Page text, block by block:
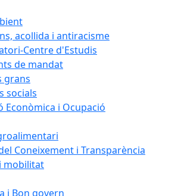
acollida i antiracisme
Centre d'Estudis
de mandat
grans
socials
Econòmica i Ocupació
Coneixement i Transparència
mobilitat
i Bon govern